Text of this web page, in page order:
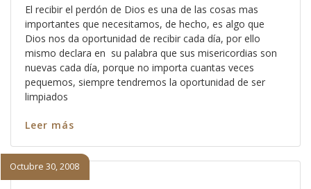
El recibir el perdón de Dios es una de las cosas mas
importantes que necesitamos, de hecho, es algo que
Dios nos da oportunidad de recibir cada día, por ello
mismo declara en su palabra que sus misericordias son
nuevas cada día, porque no importa cuantas veces
pequemos, siempre tendremos la oportunidad de ser
limpiados
Leer más
Octubre 30, 2008